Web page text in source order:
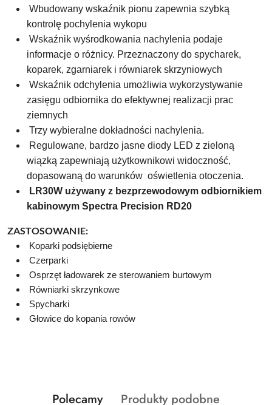
Wbudowany wskaźnik pionu zapewnia szybką
kontrolę pochylenia wykopu
Wskaźnik wyśrodkowania nachylenia podaje
informacje o różnicy. Przeznaczony do spycharek,
koparek, zgarniarek i równiarek skrzyniowych
Wskaźnik odchylenia umożliwia wykorzystywanie
zasięgu odbiornika do efektywnej realizacji prac
ziemnych
Trzy wybieralne dokładności nachylenia.
Regulowane, bardzo jasne diody LED z zieloną
wiązką zapewniają użytkownikowi widoczność,
dopasowaną do warunków oświetlenia otoczenia.
LR30W używany z bezprzewodowym odbiornikiem
kabinowym Spectra Precision RD20
ZASTOSOWANIE:
Koparki podsiębierne
Czerparki
Osprzęt ładowarek ze sterowaniem burtowym
Równiarki skrzynkowe
Spycharki
Głowice do kopania rowów
Produkty
Polecamy
Produkty
Produkty podobne